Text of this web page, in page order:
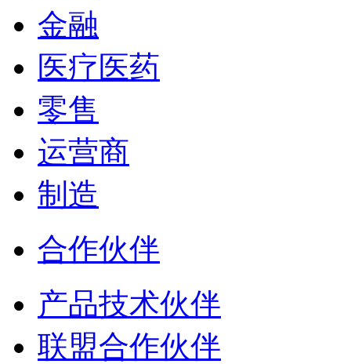
金融
医疗医药
零售
运营商
制造
合作伙伴
产品技术伙伴
联盟合作伙伴